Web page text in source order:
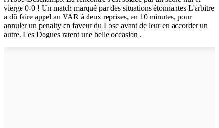
vierge 0-0 ! Un match marqué par des situations étonnantes L'arbitre
a dû faire appel au VAR à deux reprises, en 10 minutes, pour
annuler un penalty en faveur du Losc avant de leur en accorder un
autre. Les Dogues ratent une belle occasion .